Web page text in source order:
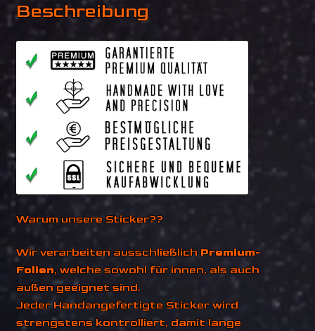
Beschreibung
Warum unsere Sticker??
Wir verarbeiten ausschließlich Premium-
Folien, welche sowohl für innen, als auch
außen geeignet sind.
Jeder Handangefertigte Sticker wird
strengstens kontrolliert, damit lange